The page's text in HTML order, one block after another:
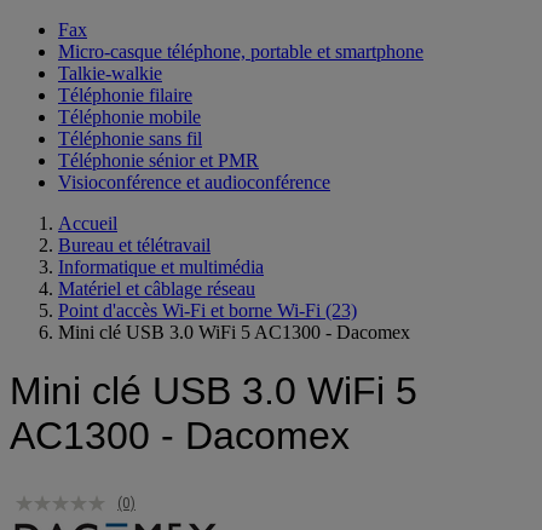
Fax
Micro-casque téléphone, portable et smartphone
Talkie-walkie
Téléphonie filaire
Téléphonie mobile
Téléphonie sans fil
Téléphonie sénior et PMR
Visioconférence et audioconférence
Accueil
Bureau et télétravail
Informatique et multimédia
Matériel et câblage réseau
Point d'accès Wi-Fi et borne Wi-Fi (23)
Mini clé USB 3.0 WiFi 5 AC1300 - Dacomex
Mini clé USB 3.0 WiFi 5
AC1300 - Dacomex
(0)